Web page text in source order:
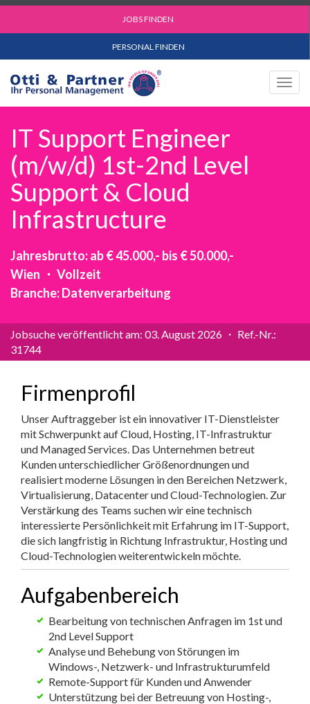
JOBS FINDEN
PERSONAL FINDEN
IT Support Engineer
(m/w/d) 1st-2nd Level
Support & Cloud
Infrastructure
Jahresbrutto: ab € 45.000,- bis € 50.000,-
Wien ・ Vollzeit
Branche: Datenverarbeitung
Jobsuche veröffentlicht am: 03. August 2026 ・ Ref.-Nr.:
31744
Firmenprofil
Unser Auftraggeber ist ein innovativer IT-Dienstleister
mit Schwerpunkt auf Cloud, Hosting, IT-Infrastruktur
und Managed Services. Das Unternehmen betreut
Kunden unterschiedlicher Größenordnungen und
realisiert moderne Lösungen in den Bereichen Netzwerk,
Virtualisierung, Datacenter und Cloud-Technologien. Zur
Verstärkung des Teams suchen wir eine technisch
interessierte Persönlichkeit mit Erfahrung im IT-Support,
die sich langfristig in Richtung Infrastruktur, Hosting und
Cloud-Technologien weiterentwickeln möchte.
Aufgabenbereich
Bearbeitung von technischen Anfragen im 1st und
2nd Level Support
Analyse und Behebung von Störungen im
Windows-, Netzwerk- und Infrastrukturumfeld
Remote-Support für Kunden und Anwender
Unterstützung bei der Betreuung von Hosting-,